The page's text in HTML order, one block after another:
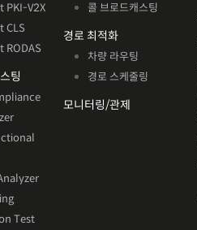
PKI-V2X
CLS
RODAS
팅
Test
콜 브로드캐스팅
경로 최적화
차량 라우팅
경로 스케줄링
모니터링/관제